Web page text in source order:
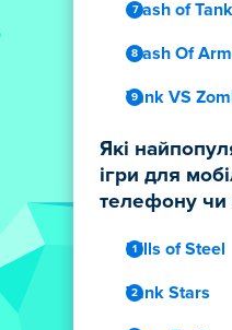
Clash of
Clash Of
Tank VS
Які
ігри для
телефону чи
Hills of Steel
Tank Stars